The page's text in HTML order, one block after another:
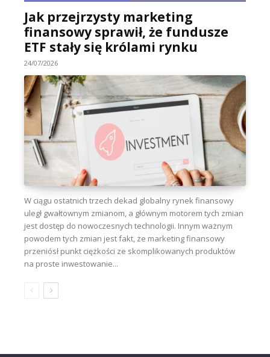
Jak przejrzysty marketing
finansowy sprawił, że fundusze
ETF stały się królami rynku
24/07/2026
W ciągu ostatnich trzech dekad globalny rynek finansowy
uległ gwałtownym zmianom, a głównym motorem tych zmian
jest dostęp do nowoczesnych technologii. Innym ważnym
powodem tych zmian jest fakt, że marketing finansowy
przeniósł punkt ciężkości ze skomplikowanych produktów
na proste inwestowanie...